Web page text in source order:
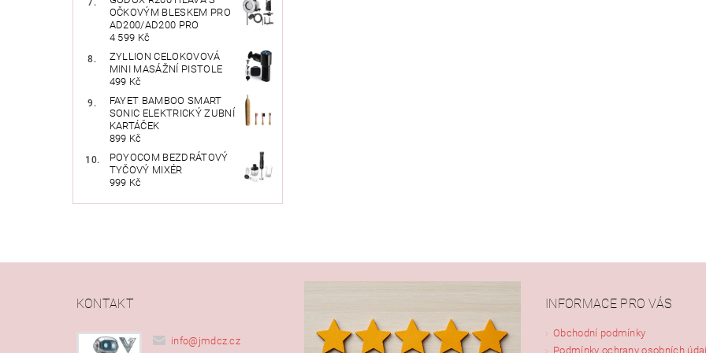
OČKOVÝM BLESKEM PRO
AD200/AD200 PRO
4 599 Kč
ZYLLION CELOKOVOVÁ
MINI MASÁŽNÍ PISTOLE
499 Kč
FAYET BAMBOO SMART
SONIC ELEKTRICKÝ ZUBNÍ
KARTÁČEK
899 Kč
POYOCOM BEZDRÁTOVÝ
TYČOVÝ MIXÉR
999 Kč
KONTAKT
info@ jmdcz.cz
INFORMACE PRO VÁS
Obchodní podmínky
Podmínky ochrany osobních